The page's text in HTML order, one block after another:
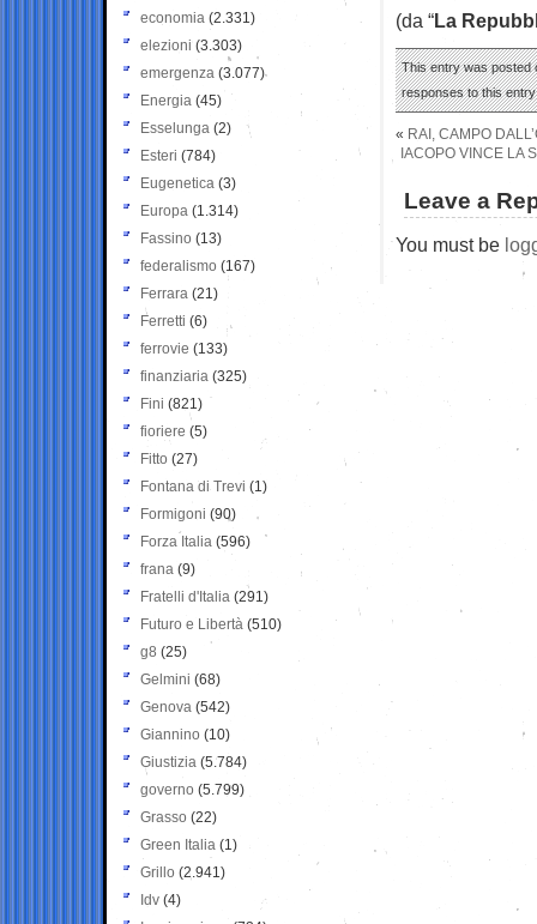
(da “La
This entry was posted
responses to this
« RAI, CAMPO
IACOPO VINCE LA
Leave a
You must be
economia (2.331)
elezioni (3.303)
emergenza (3.077)
Energia (45)
Esselunga (2)
Esteri (784)
Eugenetica (3)
Europa (1.314)
Fassino (13)
federalismo (167)
Ferrara (21)
Ferretti (6)
ferrovie (133)
finanziaria (325)
Fini (821)
fioriere (5)
Fitto (27)
Fontana di Trevi (1)
Formigoni (90)
Forza Italia (596)
frana (9)
Fratelli d'Italia (291)
Futuro e Libertà (510)
g8 (25)
Gelmini (68)
Genova (542)
Giannino (10)
Giustizia (5.784)
governo (5.799)
Grasso (22)
Green Italia (1)
Grillo (2.941)
Idv (4)